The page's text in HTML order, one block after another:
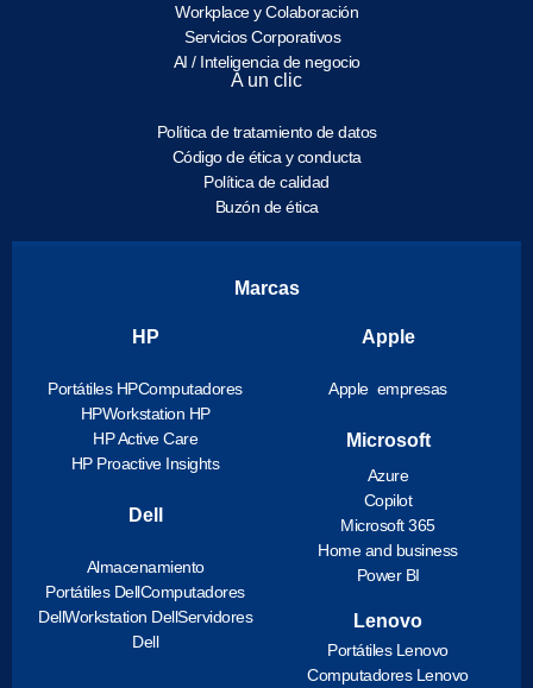
Workplace y Colaboración
Servicios Corporativos
AI / Inteligencia de negocio
A un clic
Política de tratamiento de datos
Código de ética y conducta
Política de calidad
Buzón de ética
Marcas
HP
Portátiles HPComputadores
HPWorkstation HP
HP Active Care
HP Proactive Insights
Dell
Almacenamiento
Portátiles DellComputadores
DellWorkstation DellServidores
Dell
Apple
Apple empresas
Microsoft
Azure
Copilot
Microsoft 365
Home and business
Power BI
Lenovo
Portátiles Lenovo
Computadores Lenovo